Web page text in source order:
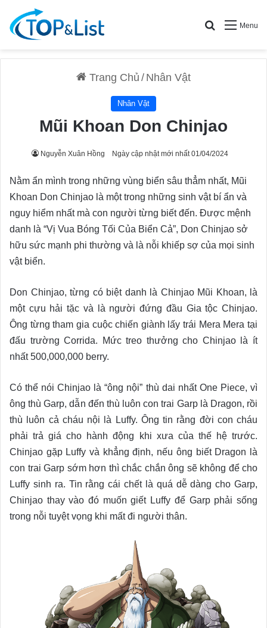
Menu
Search for
Trang Chủ / Nhân Vật
Nhân Vật
Mũi Khoan Don Chinjao
Nguyễn Xuân Hồng Ngày cập nhật mới nhất 01/04/2024
Nằm ẩn mình trong những vùng biển sâu thẳm nhất, Mũi
Khoan Don Chinjao là một trong những sinh vật bí ẩn và
nguy hiểm nhất mà con người từng biết đến. Được mệnh
danh là “Vị Vua Bóng Tối Của Biển Cả”, Don Chinjao sở
hữu sức mạnh phi thường và là nỗi khiếp sợ của mọi sinh
vật biển.
Don Chinjao, từng có biệt danh là Chinjao Mũi Khoan, là
một cựu hải tặc và là người đứng đầu Gia tộc Chinjao.
Ông từng tham gia cuộc chiến giành lấy trái Mera Mera tại
đấu trường Corrida. Mức treo thưởng cho Chinjao là ít
nhất 500,000,000 berry.
Có thể nói Chinjao là “ông nội” thù dai nhất One Piece, vì
ông thù Garp, dẫn đến thù luôn con trai Garp là Dragon, rồi
thù luôn cả cháu nội là Luffy. Ông tin rằng đời con cháu
phải trả giá cho hành động khi xưa của thế hệ trước.
Chinjao gặp Luffy và khẳng định, nếu ông biết Dragon là
con trai Garp sớm hơn thì chắc chắn ông sẽ không để cho
Luffy sinh ra. Tin rằng cái chết là quá dễ dàng cho Garp,
Chinjao thay vào đó muốn giết Luffy để Garp phải sống
trong nỗi tuyệt vọng khi mất đi người thân.